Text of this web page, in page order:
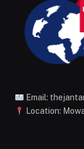
Email:
Location: